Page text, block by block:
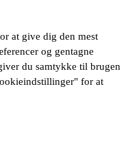
at give dig den mest
og gentagne
du samtykke til brugen
for at